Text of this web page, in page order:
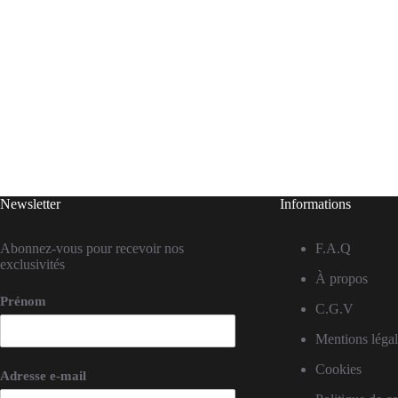
Newsletter
Abonnez-vous pour recevoir nos
exclusivités
Prénom
Adresse e-mail
Informations
F.A.Q
À propos
C.G.V
Mentions
Cookies